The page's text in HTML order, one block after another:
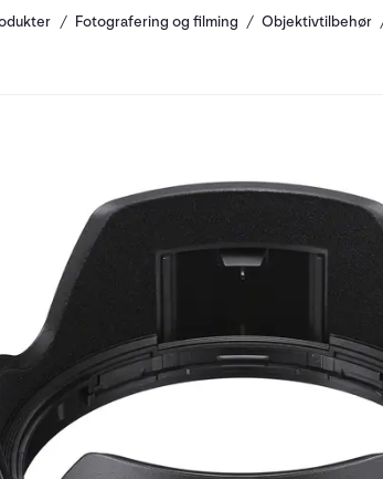
Fotografering og filming Objektivtilbehør